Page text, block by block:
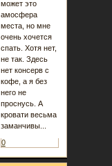
может это
амосфера
места, но мне
очень хочется
спать. Хотя нет,
не так. Здесь
нет консерв с
кофе, а я без
него не
проснусь. А
кровати весьма
заманчивы...
0